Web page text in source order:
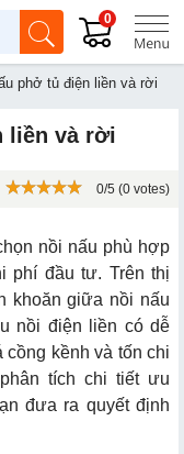
0
phở tủ điện liền và rời
liền và rời
0/5 (0 votes)
nồi nấu phù hợp
phí đầu tư. Trên thị
khoăn giữa nồi nấu
nồi điện liền có dễ
kềnh và tốn chi
tích chi tiết ưu
đưa ra quyết định